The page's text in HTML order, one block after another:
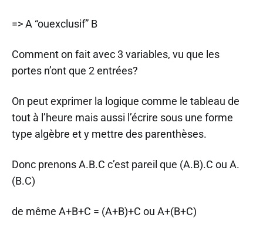
=> A “ouexclusif” B
Comment on fait avec 3 variables, vu que les
portes n’ont que 2 entrées?
On peut exprimer la logique comme le tableau de
tout à l’heure mais aussi l’écrire sous une forme
type algèbre et y mettre des parenthèses.
Donc prenons A.B.C c’est pareil que (A.B).C ou A.
(B.C)
de même A+B+C = (A+B)+C ou A+(B+C)